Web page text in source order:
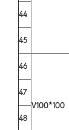
44
45
46
V100*100
47
48